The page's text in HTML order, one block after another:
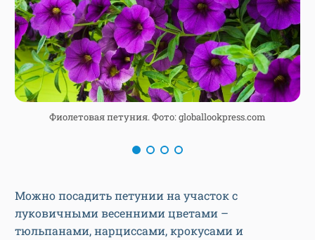
Фиолетовая петуния. Фото: globallookpress.com
Можно посадить петунии на участок с
луковичными весенними цветами –
тюльпанами, нарциссами, крокусами и